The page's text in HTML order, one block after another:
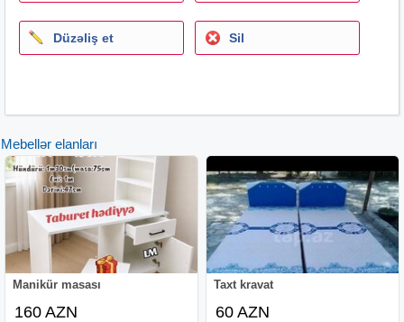
Düzəliş et Sil
Mebellər elanları
Manikür masası
160 AZN
Taxt kravat
60 AZN